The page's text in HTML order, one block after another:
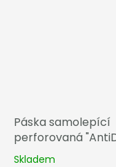
Páska samolepící
perforovaná
šíře 28 mm
Skladem